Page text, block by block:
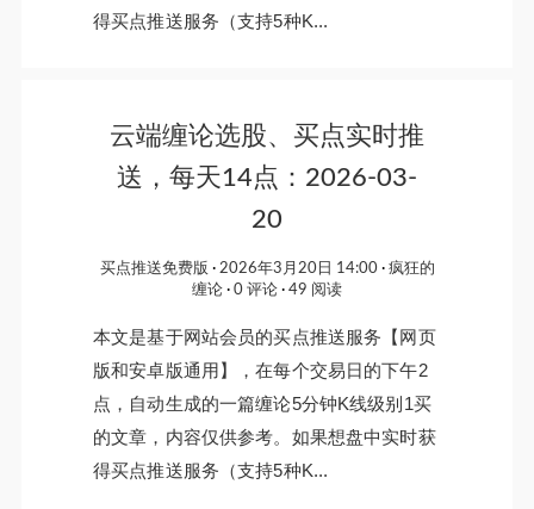
得买点推送服务（支持5种K...
云端缠论选股、买点实时推
送，每天14点：2026-03-
20
买点推送免费版 2026年3月20日 14:00
疯狂的
缠论
0 评论 49 阅读
本文是基于网站会员的买点推送服务【网页
版和安卓版通用】，在每个交易日的下午2
点，自动生成的一篇缠论5分钟K线级别1买
的文章，内容仅供参考。如果想盘中实时获
得买点推送服务（支持5种K...